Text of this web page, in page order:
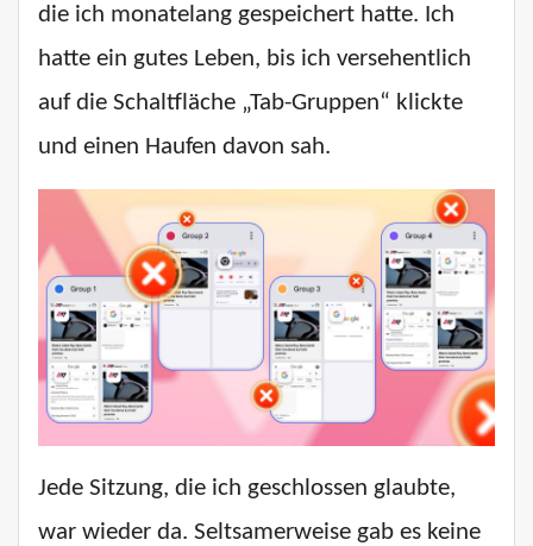
die ich monatelang gespeichert hatte. Ich
hatte ein gutes Leben, bis ich versehentlich
auf die Schaltfläche „Tab-Gruppen“ klickte
und einen Haufen davon sah.
Jede Sitzung, die ich geschlossen glaubte,
war wieder da. Seltsamerweise gab es keine